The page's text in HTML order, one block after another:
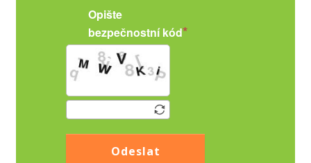
Opište
bezpečnostní kód
Odeslat